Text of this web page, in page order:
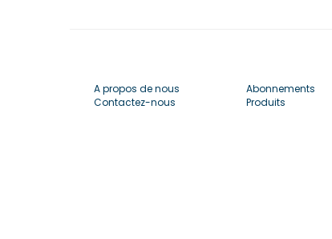
A propos de nous
Contactez-nous
Abonnements
Produits